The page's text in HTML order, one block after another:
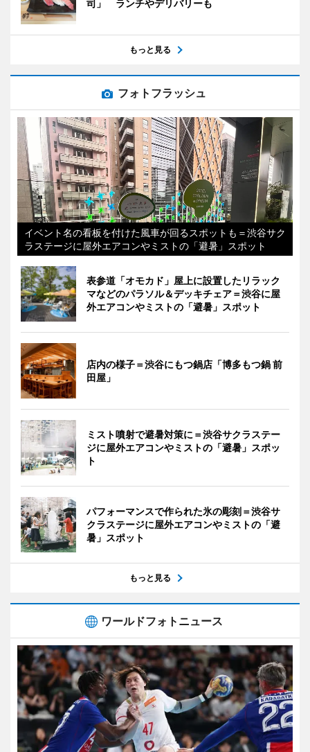
司」 ランチやデリバリーも
もっと見る
フォトフラッシュ
イベント名の看板を付けた風車が回るスポットも＝渋谷サク
ラステージに屋外エアコンやミストの「避暑」スポット
表参道「オモカド」屋上に設置したリラック
マなどのパラソル＆デッキチェア＝渋谷に屋
外エアコンやミストの「避暑」スポット
店内の様子＝渋谷にもつ鍋店「博多もつ鍋 前
田屋」
ミスト噴射で避暑対策に＝渋谷サクラステー
ジに屋外エアコンやミストの「避暑」スポッ
ト
パフォーマンスで作られた氷の彫刻＝渋谷サ
クラステージに屋外エアコンやミストの「避
暑」スポット
もっと見る
ワールドフォトニュース